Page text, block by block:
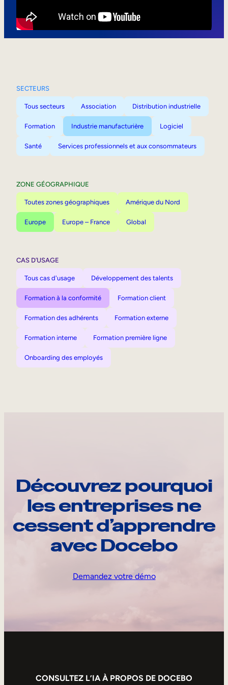
SECTEURS
Tous secteurs Association Distribution industrielle
Formation Industrie manufacturière Logiciel
Santé Services professionnels et aux consommateurs
ZONE GÉOGRAPHIQUE
Toutes zones géographiques Amérique du Nord
Europe Europe – France Global
CAS D’USAGE
Tous cas d'usage Développement des talents
Formation à la conformité Formation client
Formation des adhérents Formation externe
Formation interne Formation première ligne
Onboarding des employés
Découvrez pourquoi
les entreprises ne
cessent d’apprendre
avec Docebo
Demandez votre démo
CONSULTEZ L’IA À PROPOS DE DOCEBO